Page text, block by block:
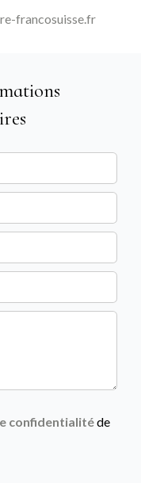
francosuisse.fr
confidentialitéde